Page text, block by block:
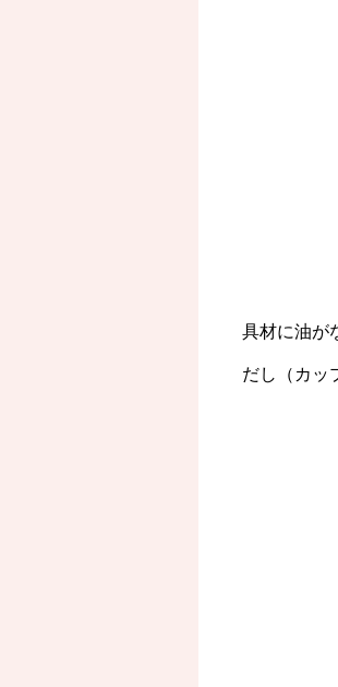
具材に油が
だし（カッ